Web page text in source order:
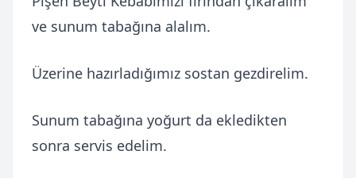
ve sunum tabağına alalım.
Üzerine hazırladığımız sostan gezdirelim.
Sunum tabağına yoğurt da ekledikten
sonra servis edelim.